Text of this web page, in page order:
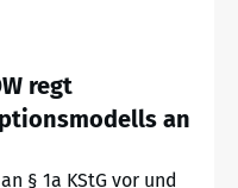
regt
an
§ 1a KStG vor und